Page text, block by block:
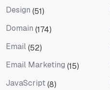
Design (51)
Domain (174)
Email(52)
Email Marketing (15)
JavaScript(8)